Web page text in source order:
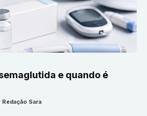
e quando é
Redação Sara